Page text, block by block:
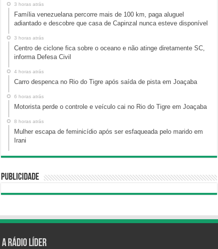
3 horas atrás
Família venezuelana percorre mais de 100 km, paga aluguel
adiantado e descobre que casa de Capinzal nunca esteve disponível
3 horas atrás
Centro de ciclone fica sobre o oceano e não atinge diretamente SC,
informa Defesa Civil
4 horas atrás
Carro despenca no Rio do Tigre após saída de pista em Joaçaba
6 horas atrás
Motorista perde o controle e veículo cai no Rio do Tigre em Joaçaba
8 horas atrás
Mulher escapa de feminicídio após ser esfaqueada pelo marido em
Irani
Publicidade
A Rádio Líder